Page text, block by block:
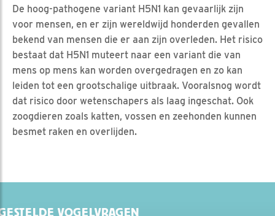
De hoog-pathogene variant H5N1 kan gevaarlijk zijn
voor mensen, en er zijn wereldwijd honderden gevallen
bekend van mensen die er aan zijn overleden. Het risico
bestaat dat H5N1 muteert naar een variant die van
mens op mens kan worden overgedragen en zo kan
leiden tot een grootschalige uitbraak. Vooralsnog wordt
dat risico door wetenschapers als laag ingeschat. Ook
zoogdieren zoals katten, vossen en zeehonden kunnen
besmet raken en overlijden.
VOGELVRAGEN